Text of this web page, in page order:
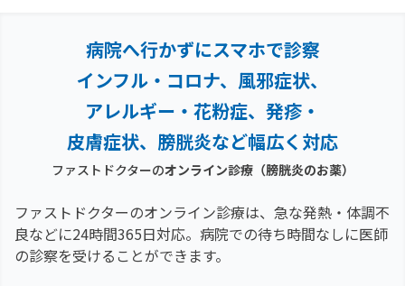
病院へ行かずにスマホで診察
インフル・コロナ、風邪症状、
アレルギー・花粉症、 発疹・
皮膚症状、膀胱炎など幅広く対応
ファストドクターのオンライン診療（膀胱炎のお薬）
ファストドクターのオンライン診療は、急な発熱・体調不
良などに24時間365日対応。 病院での待ち時間なしに医師
の診察を受けることができます。